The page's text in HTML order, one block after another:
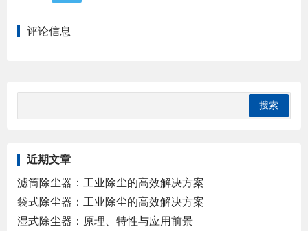
评论信息
近期文章
滤筒除尘器：工业除尘的高效解决方案
袋式除尘器：工业除尘的高效解决方案
湿式除尘器：原理、特性与应用前景